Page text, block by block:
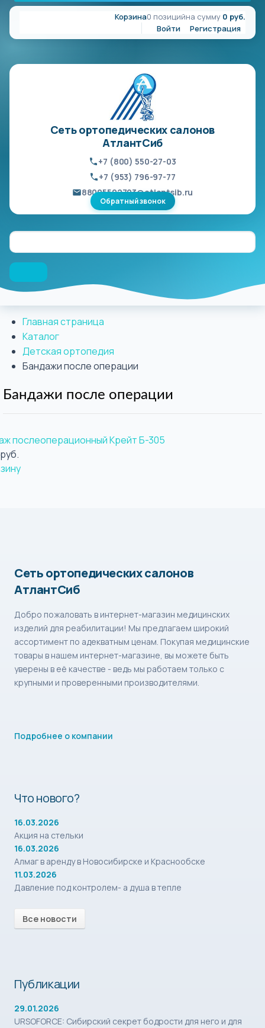
Корзина0 позицийна сумму 0 руб.
Войти
Регистрация
Сеть ортопедических салонов
АтлантСиб
+7 (800) 550-27-03
+7 (953) 796-97-77
88005502703@atlantsib.ru
Обратный звонок
Главная страница
Каталог
Детская ортопедия
Бандажи после операции
Бандажи после операции
послеоперационный Крейт Б-305
Сеть ортопедических салонов
АтлантСиб
Добро пожаловать в интернет-магазин медицинских
изделий для реабилитации! Мы предлагаем широкий
ассортимент по адекватным ценам. Покупая медицинские
товары в нашем интернет-магазине, вы можете быть
уверены в её качестве - ведь мы работаем только с
крупными и проверенными производителями.
Подробнее о компании
Что нового?
16.03.2026
Акция на стельки
16.03.2026
Алмаг в аренду в Новосибирске и Краснообске
11.03.2026
Давление под контролем- а душа в тепле
Все новости
Публикации
29.01.2026
URSOFORCE: Сибирский секрет бодрости для него и для